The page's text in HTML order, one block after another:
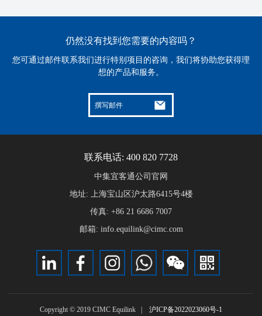
仍然没有找到您需要的内容吗？
您可通过邮件联系我们进行特别项目的咨询，我们将协助您获得理
想的产品和服务。
撰写邮件
联系电话: 400 820 7728
中集宜客通公司官网
地址: 上海宝山区沪太路6415号4楼
传真: +86 21 6686 7007
邮箱: info.equilink@cimc.com
Copyright © 2019 CIMC Equilink | 沪ICP备2022023060号-1